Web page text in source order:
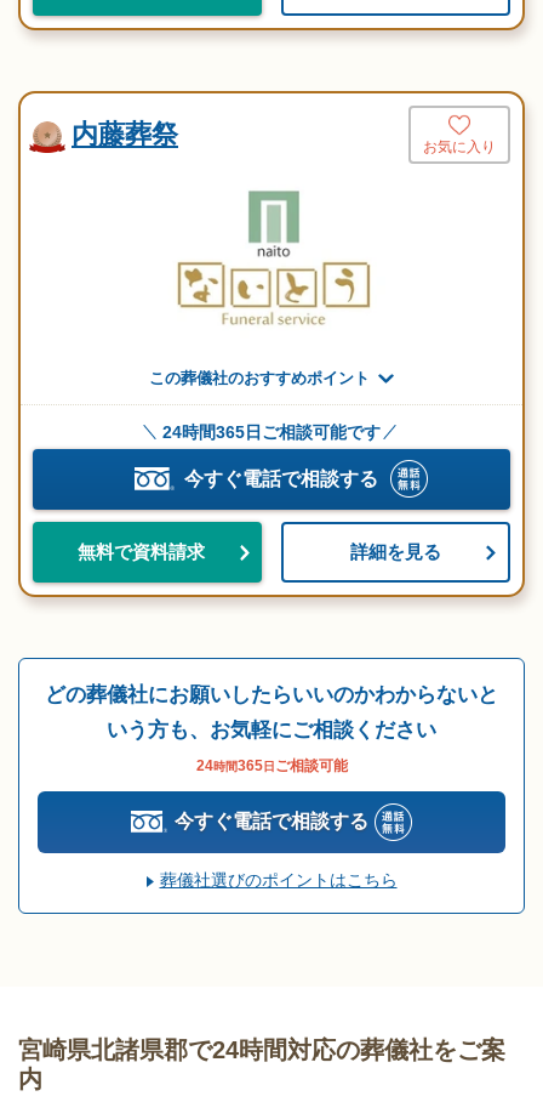
内藤葬祭 お気に入り
この葬儀社のおすすめポイント
24時間365日ご相談可能です
今すぐ電話で相談する
無料で資料請求 詳細を見る
どの葬儀社にお願いしたらいいのかわからないと
いう方も、お気軽にご相談ください
24時間365日 ご相談可能
今すぐ電話で相談する
葬儀社選びのポイントはこちら
宮崎県北諸県郡で24時間対応の葬儀社をご案
内